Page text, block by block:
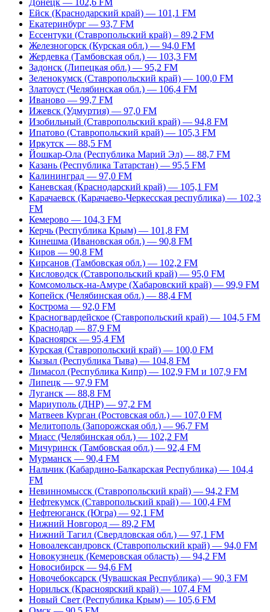
Донецк — 102,6 FM
Ейск (Краснодарский край) — 101,1 FM
Екатеринбург — 93,7 FM
Ессентуки (Ставропольский край) – 89,2 FM
Железногорск (Курская обл.) — 94,0 FM
Жердевка (Тамбовская обл.) — 103,3 FM
Задонск (Липецкая обл.) — 95,2 FM
Зеленокумск (Ставропольский край) — 100,0 FM
Златоуст (Челябинская обл.) — 106,4 FM
Иваново — 99,7 FM
Ижевск (Удмуртия) — 97,0 FM
Изобильный (Ставропольский край) — 94,8 FM
Ипатово (Ставропольский край) — 105,3 FM
Иркутск — 88,5 FM
Йошкар-Ола (Республика Марий Эл) — 88,7 FM
Казань (Республика Татарстан) — 95,5 FM
Калининград — 97,0 FM
Каневская (Краснодарский край) — 105,1 FM
Карачаевск (Карачаево-Черкесская республика) — 102,3
FM
Кемерово — 104,3 FM
Керчь (Республика Крым) — 101,8 FM
Кинешма (Ивановская обл.) — 90,8 FM
Киров — 90,8 FM
Кирсанов (Тамбовская обл.) — 102,2 FM
Кисловодск (Ставропольский край) — 95,0 FM
Комсомольск-на-Амуре (Хабаровский край) — 99,9 FM
Копейск (Челябинская обл.) — 88,4 FM
Кострома — 92,0 FM
Красногвардейское (Ставропольский край) — 104,5 FM
Краснодар — 87,9 FM
Красноярск — 95,4 FM
Курская (Ставропольский край) — 100,0 FM
Кызыл (Республика Тыва) — 104,8 FM
Лимасол (Республика Кипр) — 102,9 FM и 107,9 FM
Липецк — 97,9 FM
Луганск — 88,8 FM
Мариуполь (ДНР) — 97,2 FM
Матвеев Курган (Ростовская обл.) — 107,0 FM
Мелитополь (Запорожская обл.) — 96,7 FM
Миасс (Челябинская обл.) — 102,2 FM
Мичуринск (Тамбовская обл.) — 92,4 FM
Мурманск — 90,4 FM
Нальчик (Кабардино-Балкарская Республика) — 104,4
FM
Невинномысск (Ставропольский край) — 94,2 FM
Нефтекумск (Ставропольский край) — 100,4 FM
Нефтеюганск (Югра) — 92,1 FM
Нижний Новгород — 89,2 FM
Нижний Тагил (Свердловская обл.) — 97,1 FM
Новоалександровск (Ставропольский край) — 94,0 FM
Новокузнецк (Кемеровская область) — 94,2 FM
Новосибирск — 94,6 FM
Новочебоксарск (Чувашская Республика) — 90,3 FM
Норильск (Красноярский край) — 107,4 FM
Новый Свет (Республика Крым) — 105,6 FM